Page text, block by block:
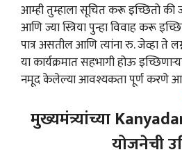
आम्ही तुम्हाला सूचित करू इच्छितो की
आणि ज्या स्त्रिया पुन्हा विवाह करू
पात्र असतील आणि त्यांना रु. जेव्हा ते
या कार्यक्रमात सहभागी होऊ
नमूद केलेल्या आवश्यकता पूर्ण करणे
मुख्यमंत्र्यांच्या
योजनेची